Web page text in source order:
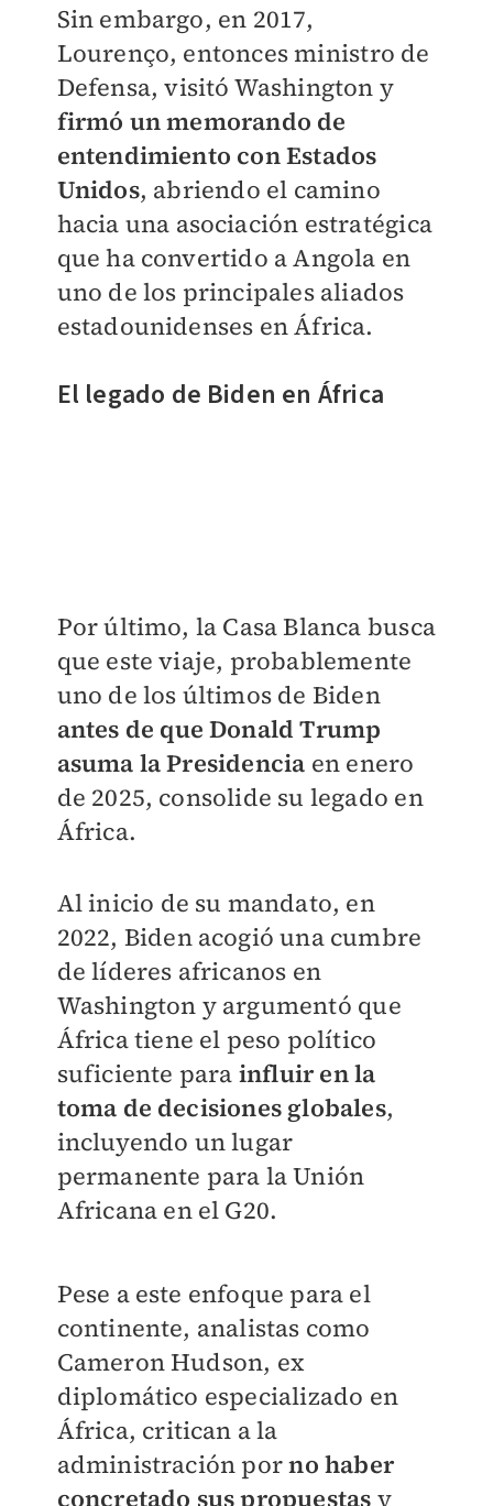
Sin embargo, en 2017,
Lourenço, entonces ministro de
Defensa, visitó Washington y
firmó un memorando de
entendimiento con Estados
Unidos, abriendo el camino
hacia una asociación estratégica
que ha convertido a Angola en
uno de los principales aliados
estadounidenses en África.
El legado de Biden en África
Por último, la Casa Blanca busca
que este viaje, probablemente
uno de los últimos de Biden
antes de que Donald Trump
asuma la Presidencia en enero
de 2025, consolide su legado en
África.
Al inicio de su mandato, en
2022, Biden acogió una cumbre
de líderes africanos en
Washington y argumentó que
África tiene el peso político
suficiente para influir en la
toma de decisiones globales,
incluyendo un lugar
permanente para la Unión
Africana en el G20.
Pese a este enfoque para el
continente, analistas como
Cameron Hudson, ex
diplomático especializado en
África, critican a la
administración porno haber
concretado sus propuestas y